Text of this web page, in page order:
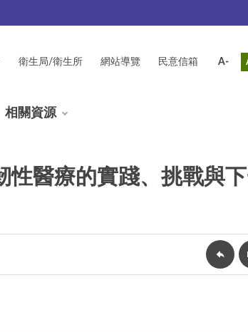
衛生局/衛生所 網站導覽 民意信箱 A-
相關資源
醫療的實踐、挑戰與